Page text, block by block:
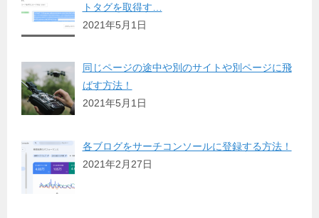
トタグを取得す…
2021年5月1日
同じページの途中や別のサイトや別ページに飛
ばす方法！
2021年5月1日
各ブログをサーチコンソールに登録する方法！
2021年2月27日